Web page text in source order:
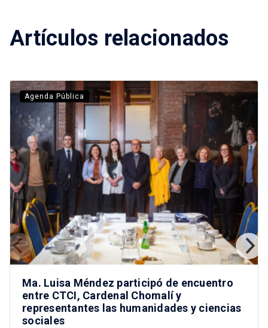
Artículos relacionados
Agenda Pública
Ma. Luisa Méndez participó de encuentro
entre CTCI, Cardenal Chomalí y
representantes las humanidades y ciencias
sociales